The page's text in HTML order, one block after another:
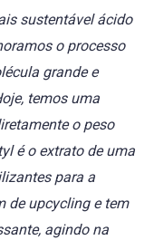
sustentável ácido
o processo
grande e
temos uma
o peso
é o extrato de uma
para a
de upcycling e tem
agindo na